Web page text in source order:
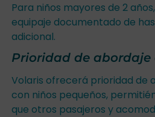
Para niños mayores de 2
equipaje documentado de
adicional.
Prioridad de abordaje
Volaris ofrecerá prioridad de
con niños pequeños,
que otros pasajeros y